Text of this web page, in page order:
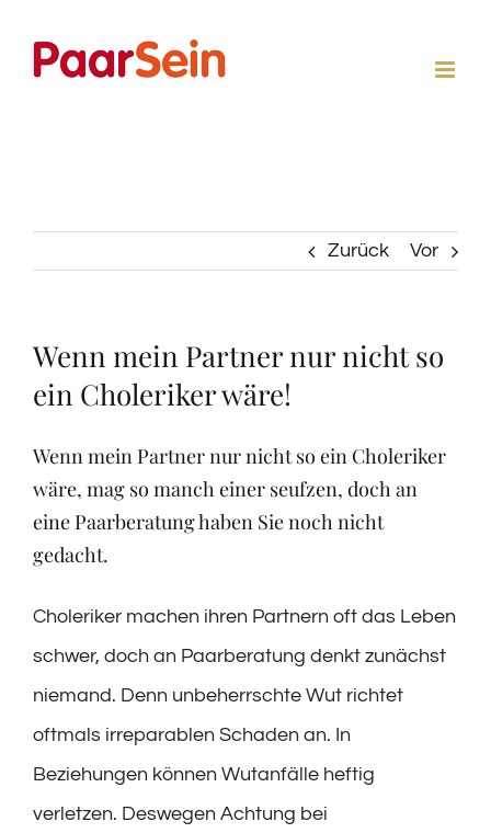
Inhalt
Zurück Vor
Wenn mein Partner nur nicht so
ein Choleriker wäre!
Wenn mein Partner nur nicht so ein Choleriker
wäre, mag so manch einer seufzen, doch an
eine Paarberatung haben Sie noch nicht
gedacht.
Choleriker machen ihren Partnern oft das Leben
schwer, doch an Paarberatung denkt zunächst
niemand. Denn unbeherrschte Wut richtet
oftmals irreparablen Schaden an. In
Beziehungen können Wutanfälle heftig
verletzen. Deswegen Achtung bei